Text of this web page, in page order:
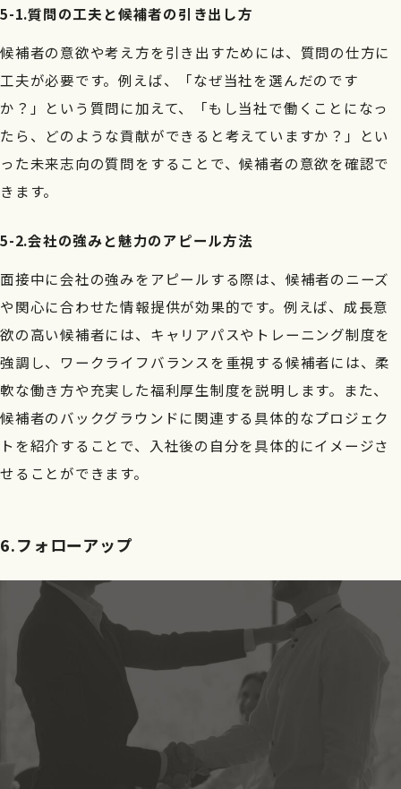
5-1.質問の工夫と候補者の引き出し方
候補者の意欲や考え方を引き出すためには、質問の仕方に
工夫が必要です。例えば、「なぜ当社を選んだのです
か？」という質問に加えて、「もし当社で働くことになっ
たら、どのような貢献ができると考えていますか？」とい
った未来志向の質問をすることで、候補者の意欲を確認で
きます。
5-2.会社の強みと魅力のアピール方法
面接中に会社の強みをアピールする際は、候補者のニーズ
や関心に合わせた情報提供が効果的です。例えば、成長意
欲の高い候補者には、キャリアパスやトレーニング制度を
強調し、ワークライフバランスを重視する候補者には、柔
軟な働き方や充実した福利厚生制度を説明します。また、
候補者のバックグラウンドに関連する具体的なプロジェク
トを紹介することで、入社後の自分を具体的にイメージさ
せることができます。
6.フォローアップ